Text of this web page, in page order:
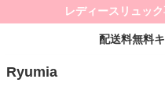
レディースリュッ
配送料無料
Ryumia